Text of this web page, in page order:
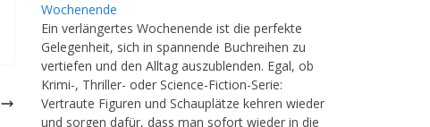
Wochenende
Ein verlängertes Wochenende ist die perfekte
Gelegenheit, sich in spannende Buchreihen zu
vertiefen und den Alltag auszublenden. Egal, ob
Krimi-, Thriller- oder Science-Fiction-Serie:
Vertraute Figuren und Schauplätze kehren wieder
und sorgen dafür, dass man sofort wieder in die